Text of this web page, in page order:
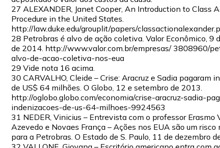
27 ALEXANDER, Janet Cooper, An Introduction to Class
Procedure in the United States.
http://law.duke.edu/grouplit/papers/
28 Petrobras é alvo de ação coletiva. Valor Econômico, 9
de 2014. http://www.valor.com.br/empresas/ 3808960/
alvo-de-acao-coletiva-nos-eua
29 Vide nota 16 acima.
30 CARVALHO, Cleide – Crise: Aracruz e Sadia pagaram
de US$ 64 milhões. O Globo, 12 e setembro de 2013.
http://oglobo.globo.com/economia/crise-aracruz-sadia-
indenizacoes-de-us-64-milhoes-9924563
31 NEDER, Vinicius – Entrevista com o professor Erasmo
Azevedo e Novaes França – Ações nos EUA são um risco
para a Petrobras. O Estado de S. Paulo, 11 de dezembro